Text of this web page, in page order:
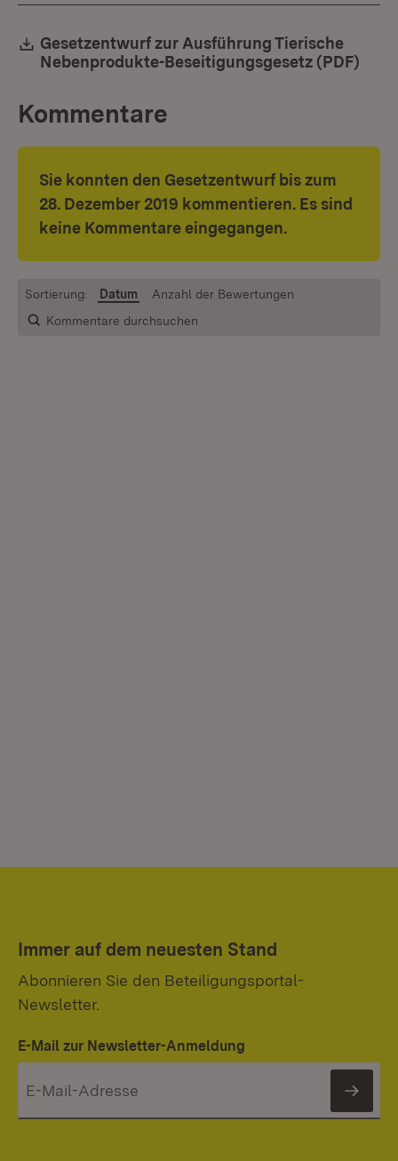
Download:
Gesetzentwurf zur Ausführung Tierische
Nebenprodukte-Beseitigungsgesetz (PDF)
Kommentare
Sie konnten den Gesetzentwurf bis zum
28. Dezember 2019 kommentieren. Es sind
keine Kommentare eingegangen.
Kommentare durchsuchen
Sortierung: Datum Anzahl der Bewertungen
Immer auf dem neuesten Stand
Abonnieren Sie den Beteiligungsportal-
Newsletter.
E-Mail zur Newsletter-Anmeldung